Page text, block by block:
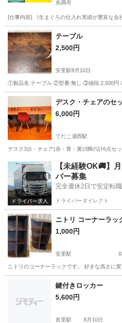
糸満市
[仕事内容] 《生まぐろの仕入れ実績が豊富な
沖縄 糸満市 ドライバー
テーブル
2,500円
安里駅8月10日
①製品名:テーブル ②型番:無し ③値段:2,500円
沖縄 那覇市 安里駅
デスク・チェアのセ
6,000円
てだこ浦西駅
デスク3台・チェア(赤・青・黄)3脚の計6点セ
沖縄 沖縄市 てだこ浦西駅 テー
【未経験OK🚚】
バー募集
完全週休2日で安定転職
ドライバーダイレクト
ニトリ コーナーラッ
1,000円
安里駅
ニトリのコーナーラックです。 好きな高さに
安里駅 収納家具
鍵付きロッカー
5,600円
首里駅 8月10日